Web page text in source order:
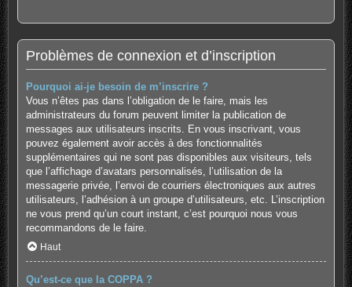
Problèmes de connexion et d’inscription
Pourquoi ai-je besoin de m’inscrire ?
Vous n’êtes pas dans l’obligation de le faire, mais les
administrateurs du forum peuvent limiter la publication de
messages aux utilisateurs inscrits. En vous inscrivant, vous
pouvez également avoir accès à des fonctionnalités
supplémentaires qui ne sont pas disponibles aux visiteurs, tels
que l’affichage d’avatars personnalisés, l’utilisation de la
messagerie privée, l’envoi de courriers électroniques aux autres
utilisateurs, l’adhésion à un groupe d’utilisateurs, etc. L’inscription
ne vous prend qu’un court instant, c’est pourquoi nous vous
recommandons de le faire.
Haut
Qu’est-ce que la COPPA ?